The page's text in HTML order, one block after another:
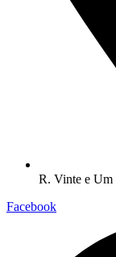
R. Vinte e Um
Facebook